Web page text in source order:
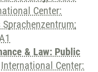
Center:
& Law: Public
International Center: